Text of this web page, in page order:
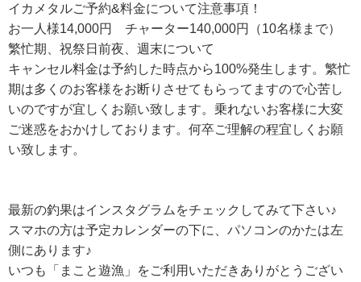
イカメタルご予約&料金について注意事項！
お一人様14,000円 チャーター140,000円（10名様まで）
繁忙期、祝祭日前夜、週末について
キャンセル料金は予約した時点から100%発生します。繁忙
期は多くのお客様をお断りさせてもらってますので心苦し
いのですが宜しくお願い致します。乗れないお客様に大変
ご迷惑をおかけしております。何卒ご理解の程宜しくお願
い致します。
最新の釣果はインスタグラムをチェックしてみて下さい♪
スマホの方は予定カレンダーの下に、パソコンのかたは左
側にあります♪
いつも「まこと遊漁」をご利用いただきありがとうござい